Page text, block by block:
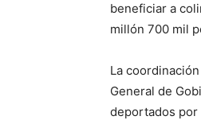
beneficiar a
millón 700 mil
La
General de
deportados por